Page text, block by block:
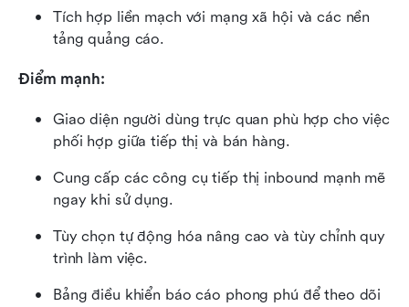
Tích hợp liền mạch với mạng xã hội và các nền
tảng quảng cáo.
Điểm mạnh:
Giao diện người dùng trực quan phù hợp cho việc
phối hợp giữa tiếp thị và bán hàng.
Cung cấp các công cụ tiếp thị inbound mạnh mẽ
ngay khi sử dụng.
Tùy chọn tự động hóa nâng cao và tùy chỉnh quy
trình làm việc.
Bảng điều khiển báo cáo phong phú để theo dõi